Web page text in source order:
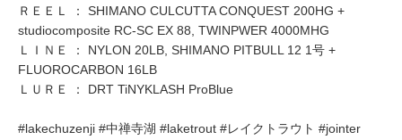
ＲＥＥＬ ： SHIMANO CULCUTTA CONQUEST 200HG +
studiocomposite RC-SC EX 88, TWINPWER 4000MHG
ＬＩＮＥ ： NYLON 20LB, SHIMANO PITBULL 12 1号 +
FLUOROCARBON 16LB
ＬＵＲＥ ： DRT TiNYKLASH ProBlue
#lakechuzenji #中禅寺湖 #laketrout #レイクトラウト #jointer